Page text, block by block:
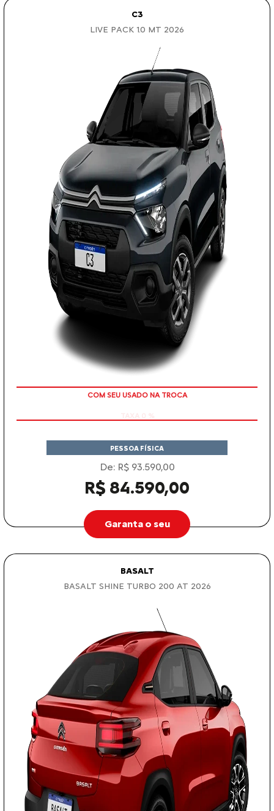
C3
LIVE PACK 1.0 MT 2026
TAXA 0 %
PESSOA FÍSICA
De: R$ 93.590,00
R$ 84.590,00
Garanta o seu
BASALT
BASALT SHINE TURBO 200 AT 2026